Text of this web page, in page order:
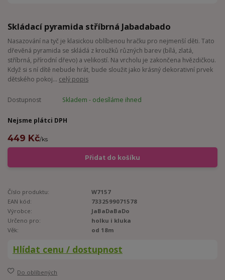
Skládací pyramida stříbrná Jabadabado
Nasazování na tyč je klasickou oblíbenou hračku pro nejmenší děti. Tato
dřevěná pyramida se skládá z kroužků různých barev (bílá, zlatá,
stříbrná, přírodní dřevo) a velikostí. Na vrcholu je zakončena hvězdičkou.
Když si s ní dítě nebude hrát, bude sloužit jako krásný dekorativní prvek
dětského pokoj... celý popis
Dostupnost Skladem - odesíláme ihned
Nejsme plátci DPH
449 Kč/ks
Přidat do košíku
Číslo produktu:
W7157
EAN kód:
7332599071578
Výrobce:
JaBaDaBaDo
Určeno pro:
holku i kluka
Věk:
od 18m
Hlídat cenu / dostupnost
Do oblíbených